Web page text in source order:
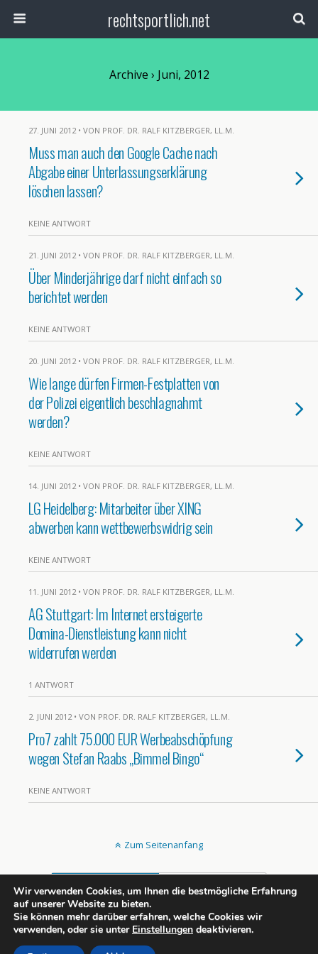
rechtsportlich.net
Archive › Juni, 2012
27. JUNI 2012 • VON PROF. DR. RALF KITZBERGER, LL.M.
Muss man auch den Google Cache nach
Abgabe einer Unterlassungserklärung
löschen lassen?
KEINE ANTWORT
21. JUNI 2012 • VON PROF. DR. RALF KITZBERGER, LL.M.
Über Minderjährige darf nicht einfach so
berichtet werden
KEINE ANTWORT
20. JUNI 2012 • VON PROF. DR. RALF KITZBERGER, LL.M.
Wie lange dürfen Firmen-Festplatten von
der Polizei eigentlich beschlagnahmt
werden?
KEINE ANTWORT
14. JUNI 2012 • VON PROF. DR. RALF KITZBERGER, LL.M.
LG Heidelberg: Mitarbeiter über XING
abwerben kann wettbewerbswidrig sein
KEINE ANTWORT
11. JUNI 2012 • VON PROF. DR. RALF KITZBERGER, LL.M.
AG Stuttgart: Im Internet ersteigerte
Domina-Dienstleistung kann nicht
widerrufen werden
1 ANTWORT
2. JUNI 2012 • VON PROF. DR. RALF KITZBERGER, LL.M.
Pro7 zahlt 75.000 EUR Werbeabschöpfung
wegen Stefan Raabs „Bimmel Bingo“
KEINE ANTWORT
Zum Seitenanfang
All content Copyright rechtsportlich.net
Wir verwenden Cookies, um Ihnen die bestmögliche Erfahrung
auf unserer Website zu bieten.
Sie können mehr darüber erfahren, welche Cookies wir
verwenden, oder sie unter Einstellungen deaktivieren.